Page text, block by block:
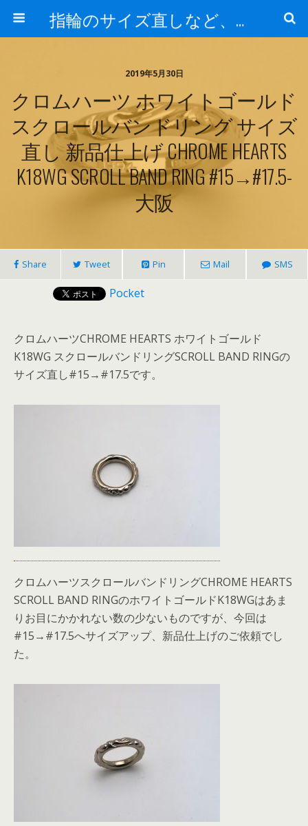
指輪のサイズ直しなど、アクセサリーの修理実例集
2019年5月30日
クロムハーツ ホワイトゴールド
スクロールバンドリング サイズ
直し 新品仕上げ CHROME HEARTS
K18WG SCROLL BAND RING #15→#17.5-
大阪
Share Tweet Pin Mail SMS
Pocket
クロムハーツCHROME HEARTS ホワイトゴールド
K18WG スクロールバンドリングSCROLL BAND RINGの
サイズ直し#15→#17.5です。
クロムハーツスクロールバンドリングCHROME HEARTS
SCROLL BAND RINGのホワイトゴールドK18WGはあま
りお目にかかれない数の少ないものですが、今回は
#15→#17.5へサイズアップ、新品仕上げのご依頼でし
た。